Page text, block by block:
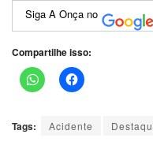
Siga A Onça no
Compartilhe isso:
Tags: Acidente